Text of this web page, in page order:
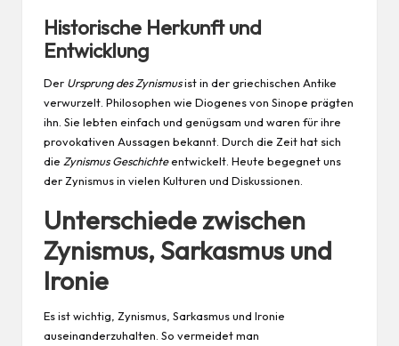
Historische Herkunft und
Entwicklung
Der Ursprung des Zynismusist in der griechischen Antike
verwurzelt. Philosophen wie Diogenes von Sinope prägten
ihn. Sie lebten einfach und genügsam und waren für ihre
provokativen Aussagen bekannt. Durch die Zeit hat sich
die Zynismus Geschichteentwickelt. Heute begegnet uns
der Zynismus in vielen Kulturen und Diskussionen.
Unterschiede zwischen
Zynismus, Sarkasmus und
Ironie
Es ist wichtig, Zynismus, Sarkasmus und Ironie
auseinanderzuhalten. So vermeidet man